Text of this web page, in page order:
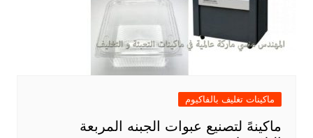
ماكينات تغليف بالفاكيوم
ماكينهً لتصنيع عبوات الجبنه المربعة